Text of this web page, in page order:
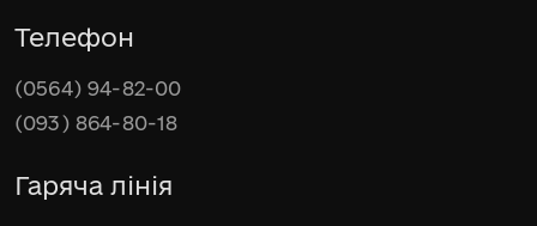
Телефон
(0564) 94-82-00
(093) 864-80-18
Гаряча лінія